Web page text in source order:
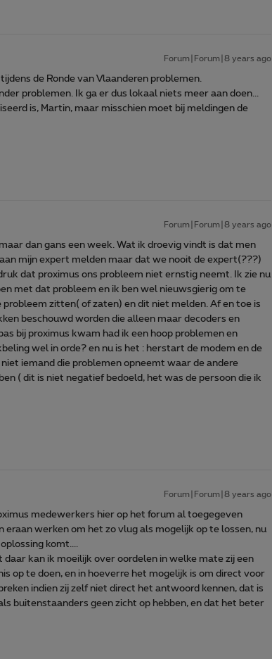
Forum|Forum|8 years ago
de Ronde van Vlaanderen problemen.
problemen. Ik ga er dus lokaal niets meer aan doen...
is, Martin, maar misschien moet bij meldingen de
Forum|Forum|8 years ago
dan gans een week. Wat ik droevig vindt is dat men
mijn expert melden maar dat we nooit de expert(???)
dat proximus ons probleem niet ernstig neemt. Ik zie nu
met dat probleem en ik ben wel nieuwsgierig om te
zitten( of zaten) en dit niet melden. Af en toe is
beschouwd worden die alleen maar decoders en
bij proximus kwam had ik een hoop problemen en
wel in orde? en nu is het : herstart de modem en de
iemand die problemen opneemt waar de andere
( dit is niet negatief bedoeld, het was de persoon die ik
Forum|Forum|8 years ago
medewerkers hier op het forum al toegegeven
eraan werken om het zo vlug als mogelijk op te lossen, nu
komt....
kan ik moeilijk over oordelen in welke mate zij een
op te doen, en in hoeverre het mogelijk is om direct voor
indien zij zelf niet direct het antwoord kennen, dat is
buitenstaanders geen zicht op hebben, en dat het beter